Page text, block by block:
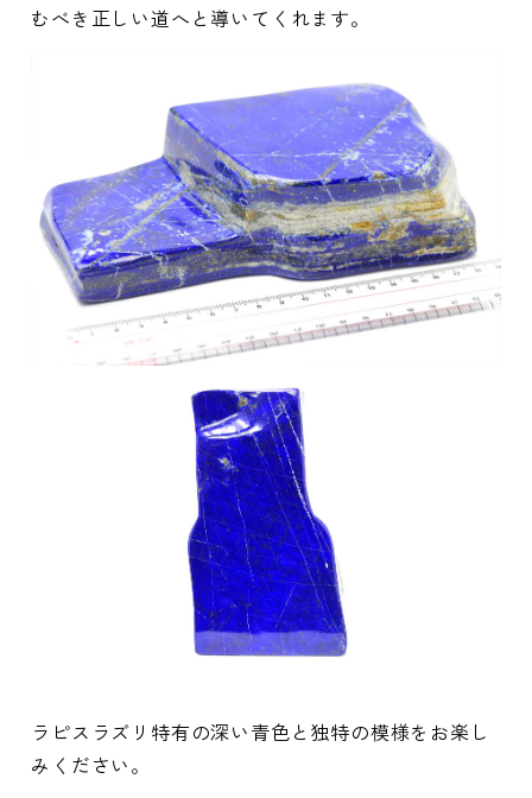
むべき正しい道へと導いてくれます。
ラピスラズリ特有の深い青色と独特の模様をお楽し
みください。